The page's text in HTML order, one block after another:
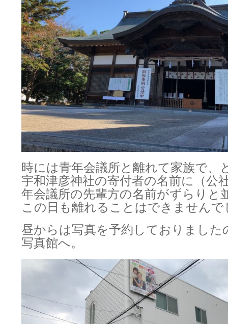
時には青年会議所と離れて家族で、
宇和津彦神社の寄付者の名前に（公
年会議所の先輩方の名前がずらりと
この日も離れることはできませんで
昼からは写真を予約しておりました
写真館へ。